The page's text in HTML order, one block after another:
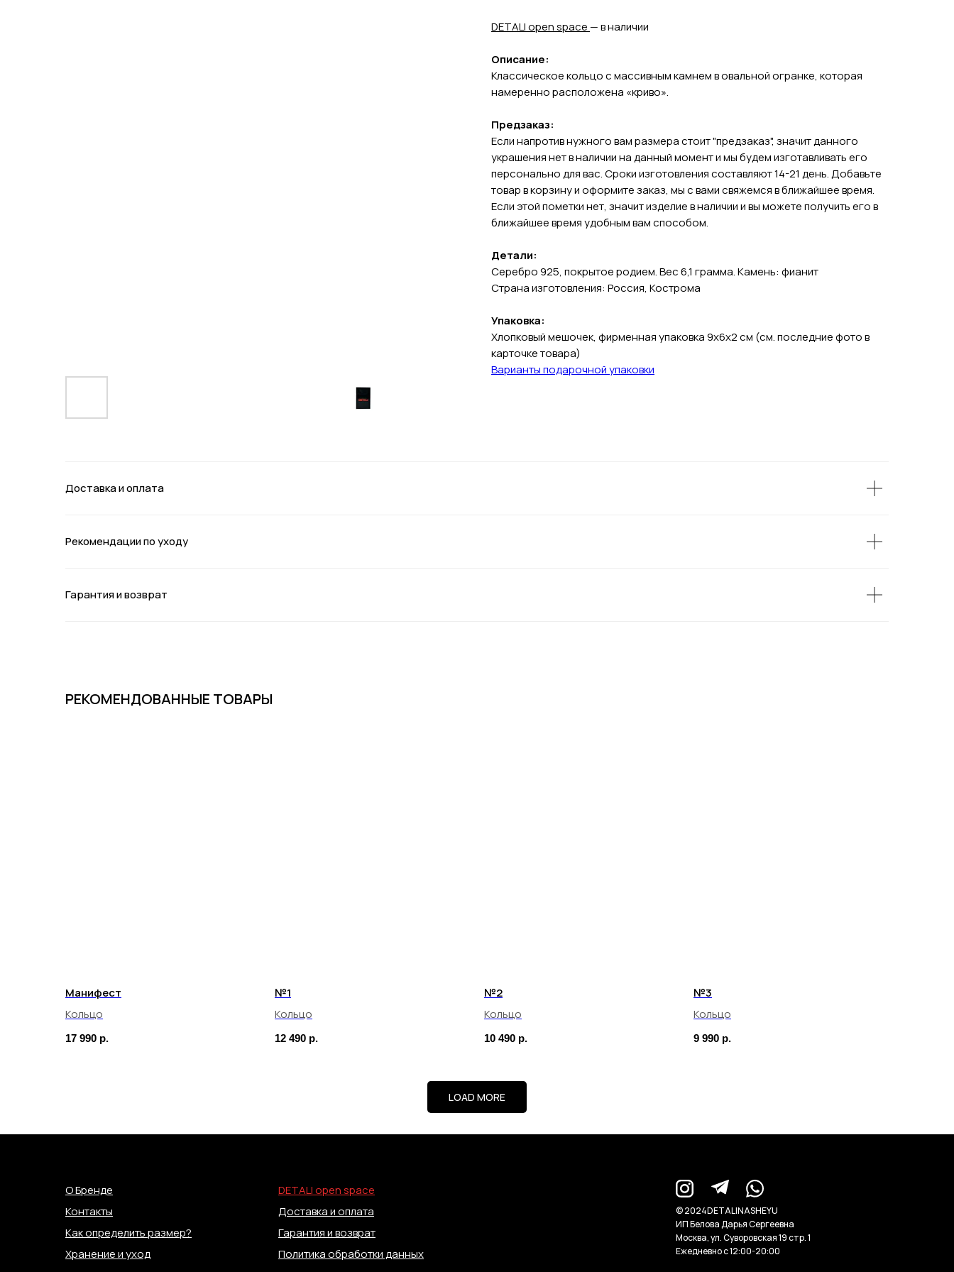
DETALI open space — в наличии
Описание:
Классическое кольцо с массивным камнем в овальной огранке, которая
намеренно расположена «криво».
Предзаказ:
Если напротив нужного вам размера стоит "предзаказ", значит данного
украшения нет в наличии на данный момент и мы будем изготавливать его
персонально для вас. Сроки изготовления составляют 14-21 день. Добавьте
товар в корзину и оформите заказ, мы с вами свяжемся в ближайшее время.
Если этой пометки нет, значит изделие в наличии и вы можете получить его в
ближайшее время удобным вам способом.
Детали:
Серебро 925, покрытое родием. Вес 6,1 грамма. Камень: фианит
Страна изготовления: Россия, Кострома
Упаковка:
Хлопковый мешочек, фирменная упаковка 9х6х2 см (см. последние фото в
карточке товара)
Варианты подарочной упаковки
Доставка и оплата
Рекомендации по уходу
Гарантия и возврат
РЕКОМЕНДОВАННЫЕ ТОВАРЫ
Манифест
Кольцо
17 990 р.
№1
Кольцо
12 490 р.
№2
Кольцо
10 490 р.
№3
Кольцо
9 990 р.
LOAD MORE
О Бренде
Контакты
Как определить размер?
Хранение и уход
DETALI open space
Доставка и оплата
Гарантия и возврат
Политика обработки данных
© 2024DETALINASHEYU
Москва, ул. Суворовская 19 стр. 1
Ежедневно с 12:00-20:00
ИП Белова Дарья Сергеевна